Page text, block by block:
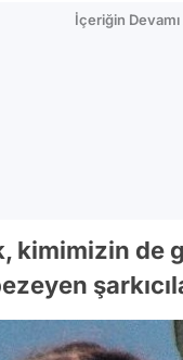
İçeriğin Devamı
de